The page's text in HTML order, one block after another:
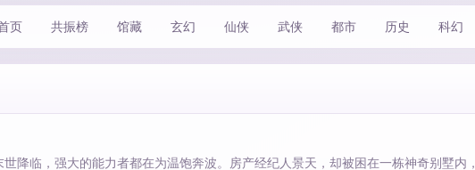
页 共振榜 馆藏 玄幻 仙侠 武侠 都市 历史 科幻
降临，强大的能力者都在为温饱奔波。房产经纪人景天，却被困在一栋神奇别墅内，